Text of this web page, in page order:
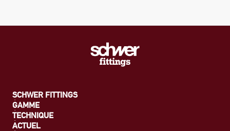
SCHWER FITTINGS
GAMME
TECHNIQUE
ACTUEL